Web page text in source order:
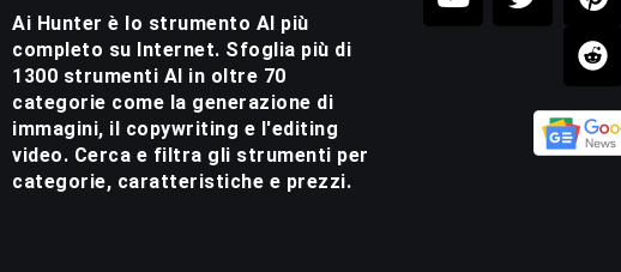
Ai Hunter è lo strumento AI più
completo su Internet. Sfoglia più di
1300 strumenti AI in oltre 70
categorie come la generazione di
immagini, il copywriting e l'editing
video. Cerca e filtra gli strumenti per
categorie, caratteristiche e prezzi.